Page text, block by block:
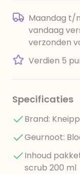
Maandag t/
vandaag
verzonden
Verdien 5
Specificaties
Brand: Kneipp
Geurnoot:
Inhoud
scrub 200 ml